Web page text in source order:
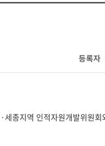
등록자
종지역 인적자원개발위원